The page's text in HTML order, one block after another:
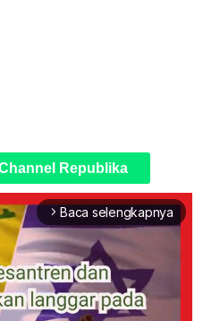
Republika
arrow_forward_ios Baca selengkapnya